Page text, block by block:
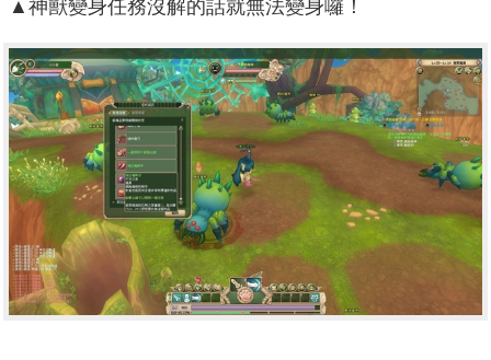
▲神獸變身任務沒解的話就無法變身囉！